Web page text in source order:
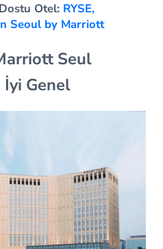
Otel: RYSE,
Seoul by Marriott
Seul
İyi Genel